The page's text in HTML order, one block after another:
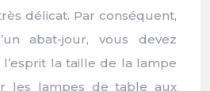
délicat. Par conséquent,
abat-jour, vous devez
la taille de la lampe
les lampes de table aux